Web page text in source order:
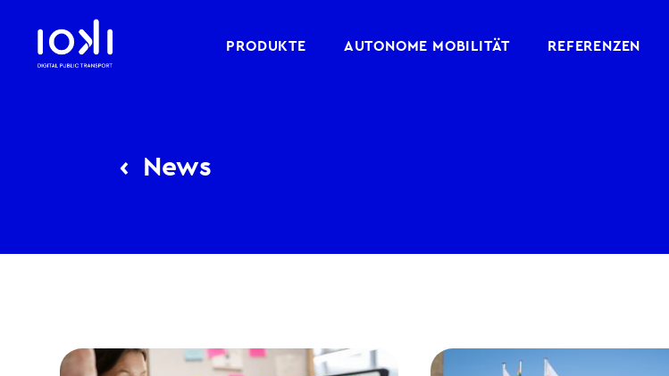
PRODUKTE AUTONOME MOBILITÄT REFERENZEN
‹ News